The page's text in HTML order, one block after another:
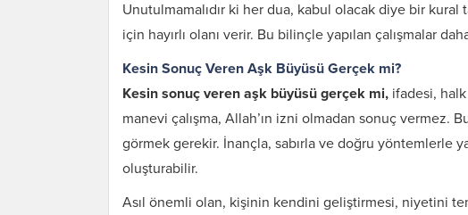
Unutulmamalıdır ki her dua, kabul olacak diye bir
için hayırlı olanı verir. Bu bilinçle yapılan çalışmalar
Kesin Sonuç Veren Aşk Büyüsü Gerçek mi?
Kesin sonuç veren aşk büyüsü gerçek mi, ifadesi,
manevi çalışma, Allah’ın izni olmadan sonuç vermez.
görmek gerekir. İnançla, sabırla ve doğru yöntemlerle
oluşturabilir.
Asıl önemli olan, kişinin kendini geliştirmesi, niyetini